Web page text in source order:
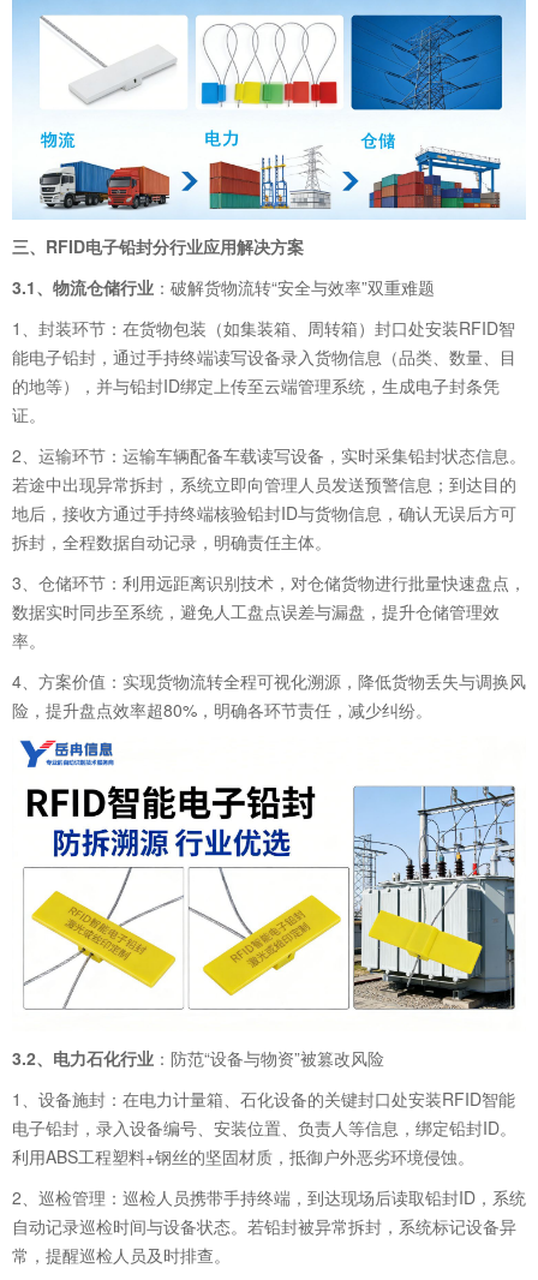
三、RFID电子铅封分行业应用解决方案
3.1、物流仓储行业 ：破解货物流转“安全与效率”双重难题
1、封装环节：在货物包装（如集装箱、周转箱）封口处安装RFID智
能电子铅封，通过手持终端读写设备录入货物信息（品类、数量、目
的地等），并与铅封ID绑定上传至云端管理系统，生成电子封条凭
证。
2、运输环节：运输车辆配备车载读写设备，实时采集铅封状态信息。
若途中出现异常拆封，系统立即向管理人员发送预警信息；到达目的
地后，接收方通过手持终端核验铅封ID与货物信息，确认无误后方可
拆封，全程数据自动记录，明确责任主体。
3、仓储环节：利用远距离识别技术，对仓储货物进行批量快速盘点，
数据实时同步至系统，避免人工盘点误差与漏盘，提升仓储管理效
率。
4、方案价值：实现货物流转全程可视化溯源，降低货物丢失与调换风
险，提升盘点效率超80%，明确各环节责任，减少纠纷。
3.2、电力石化行业 ：防范“设备与物资”被篡改风险
1、设备施封：在电力计量箱、石化设备的关键封口处安装RFID智能
电子铅封，录入设备编号、安装位置、负责人等信息，绑定铅封ID。
利用ABS工程塑料+钢丝的坚固材质，抵御户外恶劣环境侵蚀。
2、巡检管理：巡检人员携带手持终端，到达现场后读取铅封ID，系统
自动记录巡检时间与设备状态。若铅封被异常拆封，系统标记设备异
常，提醒巡检人员及时排查。